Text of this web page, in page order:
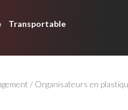
Transportable
/ Organisateurs en